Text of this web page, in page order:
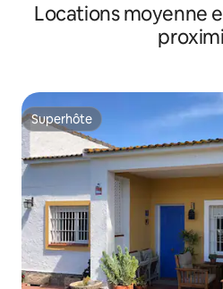
Locations moyenne
Superhôte
Superhôte